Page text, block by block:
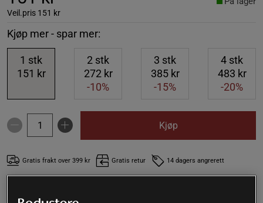
Veil.pris 151 kr
Kjøp mer - spar mer:
1 stk
151 kr
2 stk
272 kr
-10%
3 stk
385 kr
-15%
4 stk
483 kr
-20%
Kjøp
Gratis frakt over 399 kr Gratis retur 14 dagers angrerett